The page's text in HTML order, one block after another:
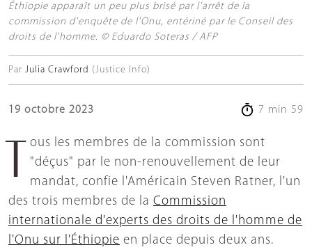
Éthiopie apparaît un peu plus brisé par l'arrêt de la
commission d'enquête de l'Onu, entériné par le Conseil des
droits de l'homme. © Eduardo Soteras / AFP
Par Julia Crawford (Justice Info)
19 octobre 2023 7 min 59
Tous les membres de la commission sont "déçus" par le non-renouvellement de leur
mandat, confie l'Américain Steven Ratner, l'un
des trois membres de la Commission
internationale d'experts des droits de l'homme de
l'Onu sur l'Éthiopie en place depuis deux ans.